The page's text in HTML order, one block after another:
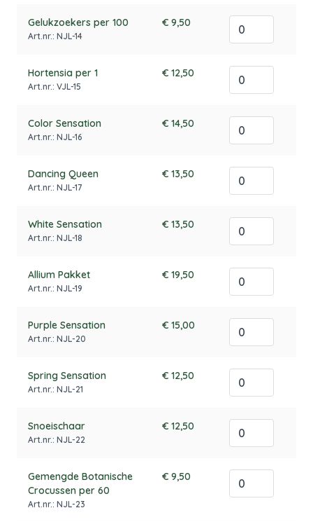
Gelukzoekers per 100
Art.nr.: NJL-14
€ 9,50
Hortensia per 1
Art.nr.: VJL-15
€ 12,50
Color Sensation
Art.nr.: NJL-16
€ 14,50
Dancing Queen
Art.nr.: NJL-17
€ 13,50
White Sensation
Art.nr.: NJL-18
€ 13,50
Allium Pakket
Art.nr.: NJL-19
€ 19,50
Purple Sensation
Art.nr.: NJL-20
€ 15,00
Spring Sensation
Art.nr.: NJL-21
€ 12,50
Snoeischaar
Art.nr.: NJL-22
€ 12,50
Gemengde Botanische
Crocussen per 60
Art.nr.: NJL-23
€ 9,50